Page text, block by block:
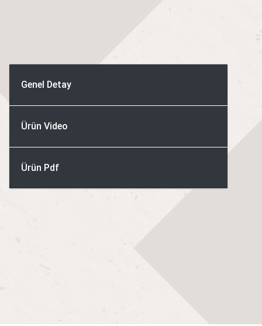
Genel Detay
Ürün Video
Ürün Pdf